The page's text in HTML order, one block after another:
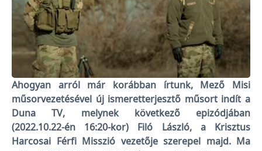
Ahogyan arról már korábban írtunk, Mező Misi
műsorvezetésével új ismeretterjesztő műsort indít a
Duna TV, melynek következő epizódjában
(2022.10.22-én 16:20-kor) Filó László, a Krisztus
Harcosai Férfi Misszió vezetője szerepel majd. Ma